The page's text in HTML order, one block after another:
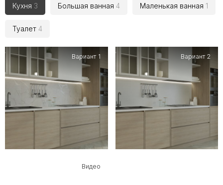
Кухня 3 Большая ванная 4 Маленькая ванная 1
Туалет 4
Вариант 1 Вариант 2
Видео